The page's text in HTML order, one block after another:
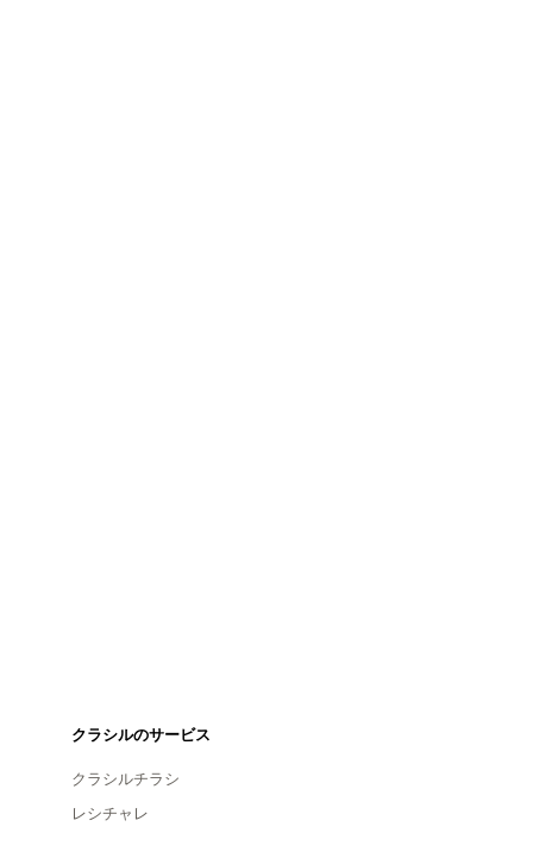
クラシルのサービス
クラシルチラシ
レシチャレ